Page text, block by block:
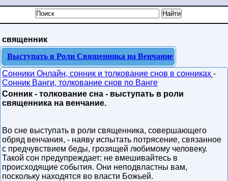
священник
Выступать в Роли Священника на Венчание
Сонники Онлайн, сонник и толкование снов в сонниках -
Сонник Ванги, толкование снов по Ванге
Сонник - толкование сна - выступать в роли
священника на венчание.
Во сне выступать в роли священника, совершающего
обряд венчания, - наяву испытать потрясение, связанное
с предчувствием беды, грозящей любимому человеку.
Такой сон предупреждает: не вмешивайтесь в
происходящие события. Они неподвластны вам,
поскольку находятся во власти Божьей.